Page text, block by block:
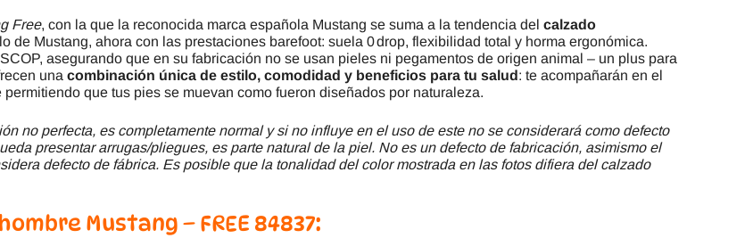
Free, con la que la reconocida marca española Mustang se suma a la tendencia del calzado
de Mustang, ahora con las prestaciones barefoot: suela 0 drop, flexibilidad total y horma ergonómica.
asegurando que en su fabricación no se usan pieles ni pegamentos de origen animal – un plus para
una combinación única de estilo, comodidad y beneficios para tu salud: te acompañarán en el
que tus pies se muevan como fueron diseñados por naturaleza.
no perfecta, es completamente normal y si no influye en el uso de este no se considerará como defecto
presentar arrugas/pliegues, es parte natural de la piel. No es un defecto de fabricación, asimismo el
defecto de fábrica. Es posible que la tonalidad del color mostrada en las fotos difiera del calzado
Mustang – FREE 84837: